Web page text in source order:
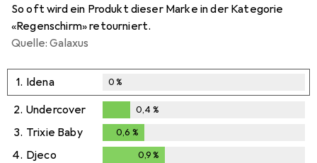
So oft wird ein Produkt dieser Marke in der Kategorie
«Regenschirm» retourniert.
Quelle: Galaxus
1. Idena 0%
2. Undercover
0,4%
0,4 %
3. Trixie Baby 0,6 %
4. Djeco 0,9 %